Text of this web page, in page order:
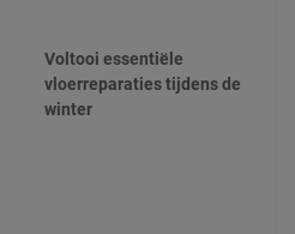
Voltooi essentiële
vloerreparaties tijdens de
winter